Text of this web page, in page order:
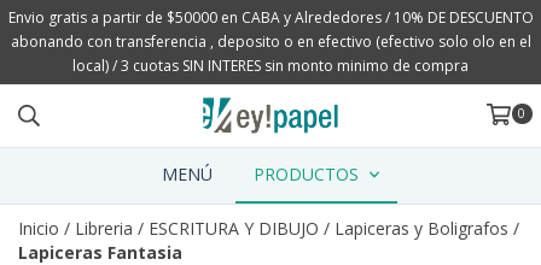
Envio gratis a partir de $50000 en CABA y Alrededores / 10% DE DESCUENTO
abonando con transferencia , deposito o en efectivo (efectivo solo olo en el
local) / 3 cuotas SIN INTERES sin monto minimo de compra
0
MENÚ PRODUCTOS
Inicio / Libreria / ESCRITURA Y DIBUJO / Lapiceras y Boligrafos /
Lapiceras Fantasia